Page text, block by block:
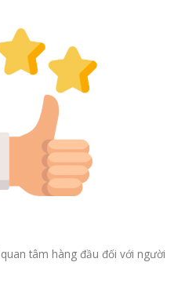
tâm hàng đầu đối với người